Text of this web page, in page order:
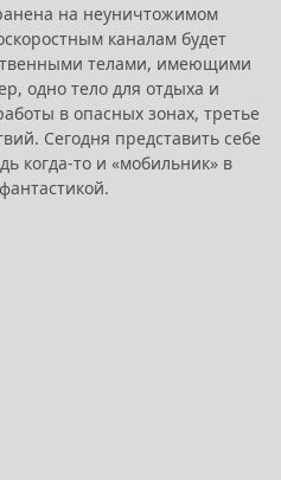
на неуничтожимом
каналам будет
телами, имеющими
одно тело для отдыха и
в опасных зонах, третье
Сегодня представить себе
когда-то и «мобильник» в